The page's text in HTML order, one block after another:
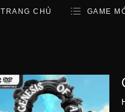
TRANG CHỦ GAME